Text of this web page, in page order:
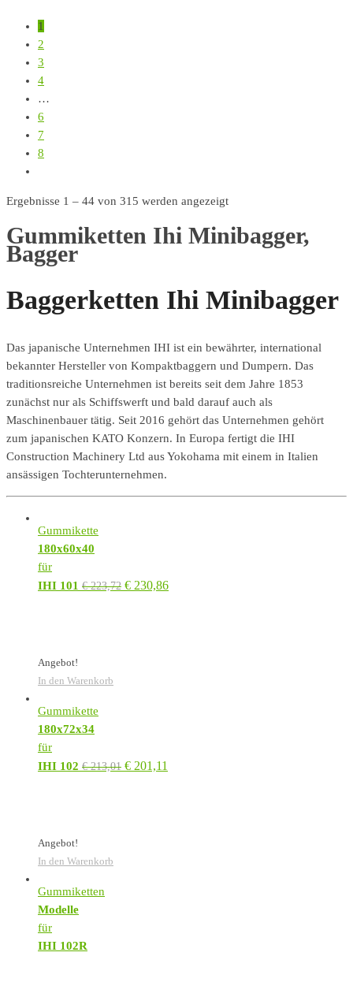
1
2
3
4
…
6
7
8
Ergebnisse 1 – 44 von 315 werden angezeigt
Gummiketten Ihi Minibagger,
Bagger
Baggerketten Ihi Minibagger
Das japanische Unternehmen IHI ist ein bewährter, international
bekannter Hersteller von Kompaktbaggern und Dumpern. Das
traditionsreiche Unternehmen ist bereits seit dem Jahre 1853
zunächst nur als Schiffswerft und bald darauf auch als
Maschinenbauer tätig. Seit 2016 gehört das Unternehmen gehört
zum japanischen KATO Konzern. In Europa fertigt die IHI
Construction Machinery Ltd aus Yokohama mit einem in Italien
ansässigen Tochterunternehmen.
Gummikette
180x60x40
für
IHI 101 €223,72 € 230,86
Angebot!
In den Warenkorb
Gummikette
180x72x34
für
IHI 102 €213,01 € 201,11
Angebot!
In den Warenkorb
Gummiketten
Modelle
für
IHI 102R